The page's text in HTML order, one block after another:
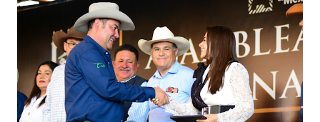
informó que en este programa se usarán cerca de 90 mil
metros cuadrados de pintura, para dar inicio en la calle
Nieto, entre Jesús F. Elizondo y la calle 22 de Octubre, con
lo que se aplicará pintura en 66 casas. Posteriormente se
llevará este programa a Villas de Nuestra Señora de la
Asunción, Avenida Alameda y Decreto 27 de Septiembre, en